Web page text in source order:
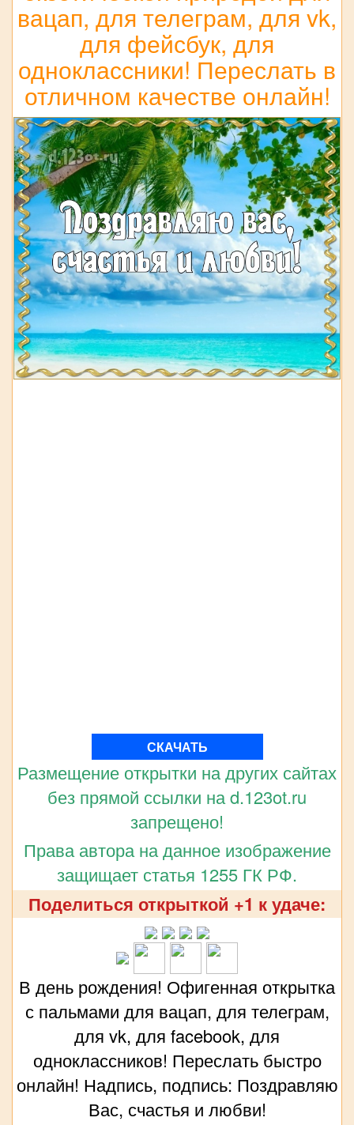
вацап, для телеграм, для vk,
для фейсбук, для
одноклассники! Переслать в
отличном качестве онлайн!
СКАЧАТЬ
Размещение открытки на других сайтах
без прямой ссылки на d.123ot.ru
запрещено!
Права автора на данное изображение
защищает статья 1255 ГК РФ.
Поделиться открыткой +1 к удаче:
В день рождения! Офигенная открытка
с пальмами для вацап, для телеграм,
для vk, для facebook, для
одноклассников! Переслать быстро
онлайн! Надпись, подпись: Поздравляю
Вас, счастья и любви!